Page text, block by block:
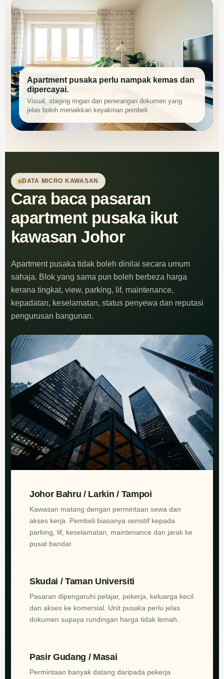
Apartment pusaka perlu nampak kemas dan
dipercayai.
Visual, staging ringan dan penerangan dokumen yang
jelas boleh menaikkan keyakinan pembeli.
DATA MICRO KAWASAN
Cara baca pasaran
apartment pusaka ikut
kawasan Johor
Apartment pusaka tidak boleh dinilai secara umum
sahaja. Blok yang sama pun boleh berbeza harga
kerana tingkat, view, parking, lif, maintenance,
kepadatan, keselamatan, status penyewa dan reputasi
pengurusan bangunan.
Johor Bahru / Larkin / Tampoi
Kawasan matang dengan permintaan sewa dan
akses kerja. Pembeli biasanya sensitif kepada
parking, lif, keselamatan, maintenance dan jarak ke
pusat bandar.
Skudai / Taman Universiti
Pasaran dipengaruhi pelajar, pekerja, keluarga kecil
dan akses ke komersial. Unit pusaka perlu jelas
dokumen supaya rundingan harga tidak lemah.
Pasir Gudang / Masai
Permintaan banyak datang daripada pekerja